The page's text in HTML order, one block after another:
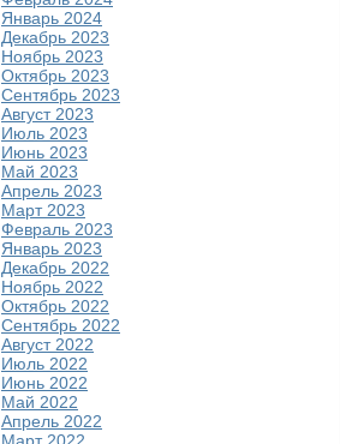
Январь 2024
Декабрь 2023
Ноябрь 2023
Октябрь 2023
Сентябрь 2023
Август 2023
Июль 2023
Июнь 2023
Май 2023
Апрель 2023
Март 2023
Февраль 2023
Январь 2023
Декабрь 2022
Ноябрь 2022
Октябрь 2022
Сентябрь 2022
Август 2022
Июль 2022
Июнь 2022
Май 2022
Апрель 2022